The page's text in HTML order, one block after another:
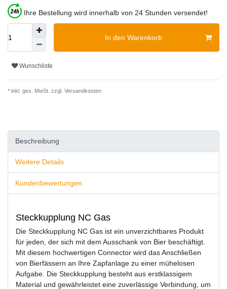
Ihre Bestellung wird innerhalb von 24 Stunden versendet!
In den Warenkorb
Wunschliste
* inkl. ges. MwSt. zzgl. Versandkosten
Beschreibung
Weitere Details
Kundenbewertungen
Steckkupplung NC Gas
Die Steckkupplung NC Gas ist ein unverzichtbares Produkt
für jeden, der sich mit dem Ausschank von Bier beschäftigt.
Mit diesem hochwertigen Connector wird das Anschließen
von Bierfässern an Ihre Zapfanlage zu einer mühelosen
Aufgabe. Die Steckkupplung besteht aus erstklassigem
Material und gewährleistet eine zuverlässige Verbindung, um